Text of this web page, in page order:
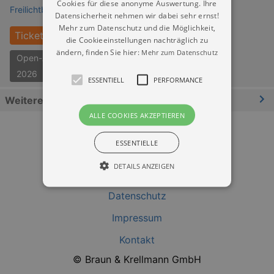
Freilichtbühne Gellertberg Niederau
Tickets
Open-Air-Theater Dresden
2026
Weitere Informationen
Datenschutz
Impressum
Kontakt
© Braun & Krellmann GmbH
Cookies für diese anonyme Auswertung. Ihre
Datensicherheit nehmen wir dabei sehr ernst!
Mehr zum Datenschutz und die Möglichkeit,
die Cookieeinstellungen nachträglich zu
ändern, finden Sie hier: Mehr zum Datenschutz
ESSENTIELL PERFORMANCE
ALLE COOKIES AKZEPTIEREN
ESSENTIELLE
DETAILS ANZEIGEN
Essentiell
Essentielle Cookies werden für die
grundlegenden Funktionen unserer Webseite
gebraucht. Zum Beispiel für das Login in Ihren
account. Ohne diese Cookies funktioniert